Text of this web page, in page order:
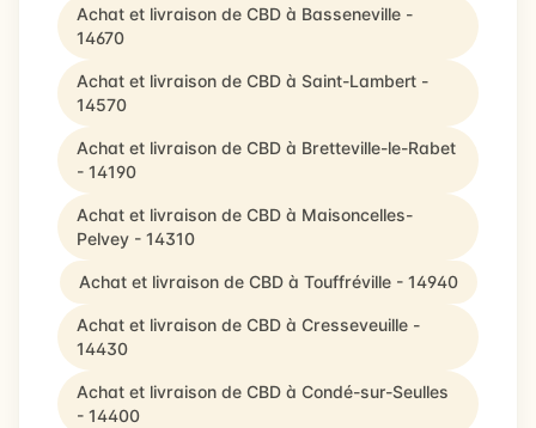
Achat et livraison de CBD à Basseneville -
14670
Achat et livraison de CBD à Saint-Lambert -
14570
Achat et livraison de CBD à Bretteville-le-Rabet
- 14190
Achat et livraison de CBD à Maisoncelles-
Pelvey - 14310
Achat et livraison de CBD à Touffréville - 14940
Achat et livraison de CBD à Cresseveuille -
14430
Achat et livraison de CBD à Condé-sur-Seulles
- 14400